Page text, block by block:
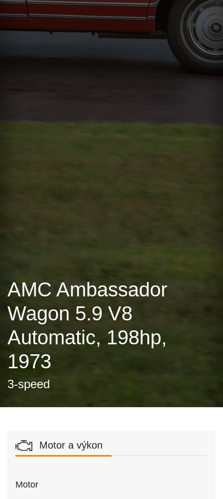
AMC Ambassador
Wagon 5.9 V8
Automatic, 198hp,
1973
3-speed
Motor a výkon
Motor